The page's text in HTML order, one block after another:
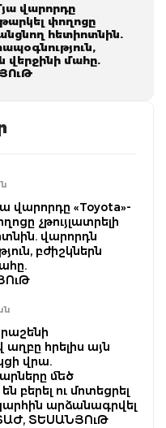
վարորդը
փողոցը
հետիոտնին.
վերջինի մահը.
վարորդը «Toyota»-
չթույլատրելի
վարորդն
բժիշկներն
հրելիս այն
վրա.
մեծ
բերել ու մոտեցրել
արձանագրվել
ՏԵՍԱՆՅՈւԹ